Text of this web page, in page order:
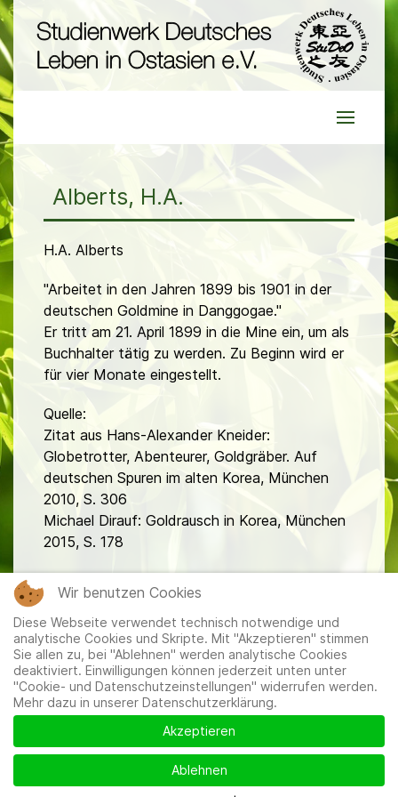
Alberts, H.A.
H.A. Alberts
"Arbeitet in den Jahren 1899 bis 1901 in der
deutschen Goldmine in Danggogae."
Er tritt am 21. April 1899 in die Mine ein, um als
Buchhalter tätig zu werden. Zu Beginn wird er
für vier Monate eingestellt.
Quelle:
Zitat aus Hans-Alexander Kneider:
Globetrotter, Abenteurer, Goldgräber. Auf
deutschen Spuren im alten Korea, München
2010, S. 306
Michael Dirauf: Goldrausch in Korea, München
2015, S. 178
Mitglieder|Impressum|Datenschutzerklärung|Cookie-
und Datenschutzeinstellungen
Wir benutzen Cookies
Diese Webseite verwendet technisch notwendige und
analytische Cookies und Skripte. Mit "Akzeptieren" stimmen
Sie allen zu, bei "Ablehnen" werden analytische Cookies
deaktiviert. Einwilligungen können jederzeit unten unter
"Cookie- und Datenschutzeinstellungen" widerrufen werden.
Mehr dazu in unserer Datenschutzerklärung.
Akzeptieren
Ablehnen